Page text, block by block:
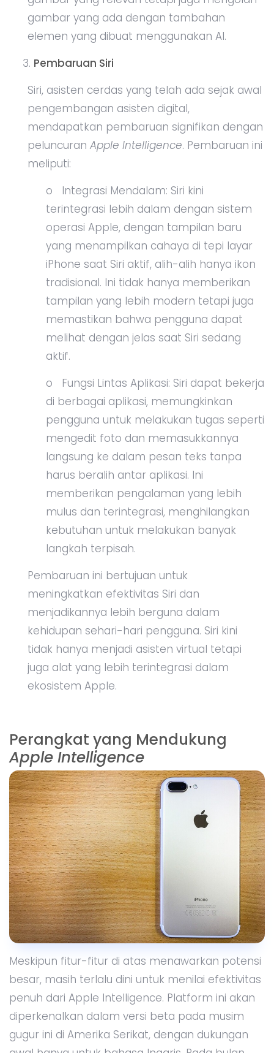
gambar yang ada dengan tambahan
elemen yang dibuat menggunakan AI.
Pembaruan Siri
Siri, asisten cerdas yang telah ada sejak awal
pengembangan asisten digital,
mendapatkan pembaruan signifikan dengan
peluncuran Apple Intelligence. Pembaruan ini
meliputi:
o Integrasi Mendalam: Siri kini
terintegrasi lebih dalam dengan sistem
operasi Apple, dengan tampilan baru
yang menampilkan cahaya di tepi layar
iPhone saat Siri aktif, alih-alih hanya ikon
tradisional. Ini tidak hanya memberikan
tampilan yang lebih modern tetapi juga
memastikan bahwa pengguna dapat
melihat dengan jelas saat Siri sedang
aktif.
o Fungsi Lintas Aplikasi: Siri dapat bekerja
di berbagai aplikasi, memungkinkan
pengguna untuk melakukan tugas seperti
mengedit foto dan memasukkannya
langsung ke dalam pesan teks tanpa
harus beralih antar aplikasi. Ini
memberikan pengalaman yang lebih
mulus dan terintegrasi, menghilangkan
kebutuhan untuk melakukan banyak
langkah terpisah.
Pembaruan ini bertujuan untuk
meningkatkan efektivitas Siri dan
menjadikannya lebih berguna dalam
kehidupan sehari-hari pengguna. Siri kini
tidak hanya menjadi asisten virtual tetapi
juga alat yang lebih terintegrasi dalam
ekosistem Apple.
Perangkat yang Mendukung
Apple Intelligence
Meskipun fitur-fitur di atas menawarkan potensi
besar, masih terlalu dini untuk menilai efektivitas
penuh dari Apple Intelligence. Platform ini akan
diperkenalkan dalam versi beta pada musim
gugur ini di Amerika Serikat, dengan dukungan